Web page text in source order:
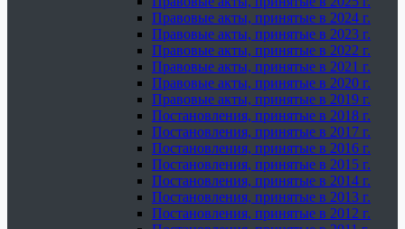
Правовые акты, принятые в 2024 г.
Правовые акты, принятые в 2023 г.
Правовые акты, принятые в 2022 г.
Правовые акты, принятые в 2021 г.
Правовые акты, принятые в 2020 г.
Правовые акты, принятые в 2019 г.
Постановления, принятые в 2018 г.
Постановления, принятые в 2017 г.
Постановления, принятые в 2016 г.
Постановления, принятые в 2015 г.
Постановления, принятые в 2014 г.
Постановления, принятые в 2013 г.
Постановления, принятые в 2012 г.